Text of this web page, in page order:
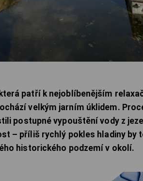
patří k nejoblíbenějším
velkým jarním úklidem.
postupné vypouštění vody z
– příliš rychlý pokles hladiny by
historického podzemí v okolí.